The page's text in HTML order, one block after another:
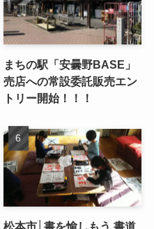
まちの駅「安曇野BASE」
売店への常設委託販売エン
トリー開始！！！